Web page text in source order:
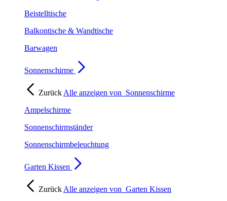
Beistelltische
Balkontische & Wandtische
Barwagen
Sonnenschirme
Zurück Alle anzeigen von Sonnenschirme
Ampelschirme
Sonnenschirmständer
Sonnenschirmbeleuchtung
Garten Kissen
Zurück Alle anzeigen von Garten Kissen